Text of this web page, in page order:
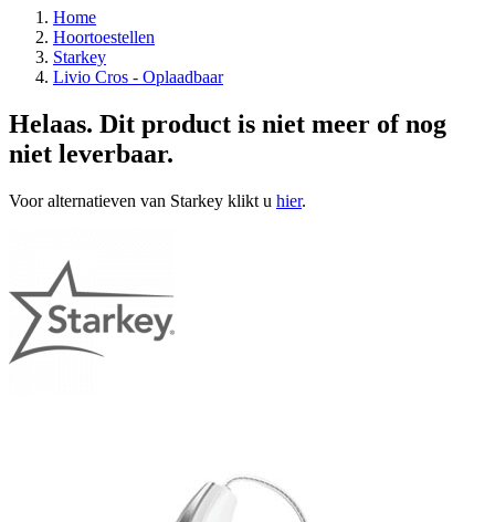
Home
Hoortoestellen
Starkey
Livio Cros - Oplaadbaar
Helaas. Dit product is niet meer of nog
niet leverbaar.
Voor alternatieven van Starkey klikt u hier.